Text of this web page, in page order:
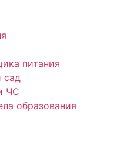
питания
сад
ЧС
образования